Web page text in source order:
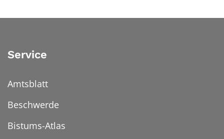
Service
Amtsblatt
Beschwerde
Bistums-Atlas